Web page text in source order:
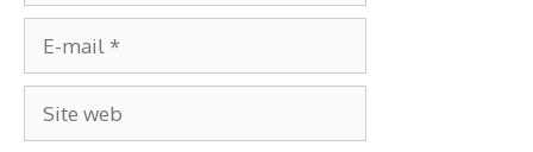
mail
Site
web